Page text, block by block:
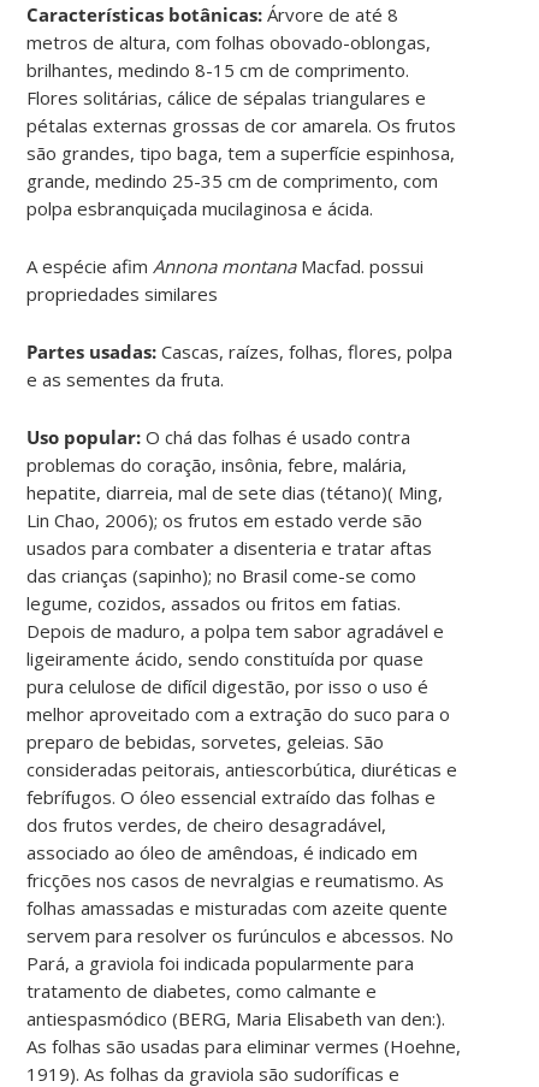
Características botânicas:Árvore de até 8
metros de altura, com folhas obovado-oblongas,
brilhantes, medindo 8-15 cm de comprimento.
Flores solitárias, cálice de sépalas triangulares e
pétalas externas grossas de cor amarela. Os frutos
são grandes, tipo baga, tem a superfície espinhosa,
grande, medindo 25-35 cm de comprimento, com
polpa esbranquiçada mucilaginosa e ácida.
A espécie afim Annona montanaMacfad. possui
propriedades similares
Partes usadas: Cascas, raízes, folhas, flores, polpa
e as sementes da fruta.
Uso popular:O chá das folhas é usado contra
problemas do coração, insônia, febre, malária,
hepatite, diarreia, mal de sete dias (tétano)( Ming,
Lin Chao, 2006); os frutos em estado verde são
usados para combater a disenteria e tratar aftas
das crianças (sapinho); no Brasil come-se como
legume, cozidos, assados ou fritos em fatias.
Depois de maduro, a polpa tem sabor agradável e
ligeiramente ácido, sendo constituída por quase
pura celulose de difícil digestão, por isso o uso é
melhor aproveitado com a extração do suco para o
preparo de bebidas, sorvetes, geleias. São
consideradas peitorais, antiescorbútica, diuréticas e
febrífugos. O óleo essencial extraído das folhas e
dos frutos verdes, de cheiro desagradável,
associado ao óleo de amêndoas, é indicado em
fricções nos casos de nevralgias e reumatismo. As
folhas amassadas e misturadas com azeite quente
servem para resolver os furúnculos e abcessos. No
Pará, a graviola foi indicada popularmente para
tratamento de diabetes, como calmante e
antiespasmódico (BERG, Maria Elisabeth van den:).
As folhas são usadas para eliminar vermes (Hoehne,
1919). As folhas da graviola são sudoríficas e